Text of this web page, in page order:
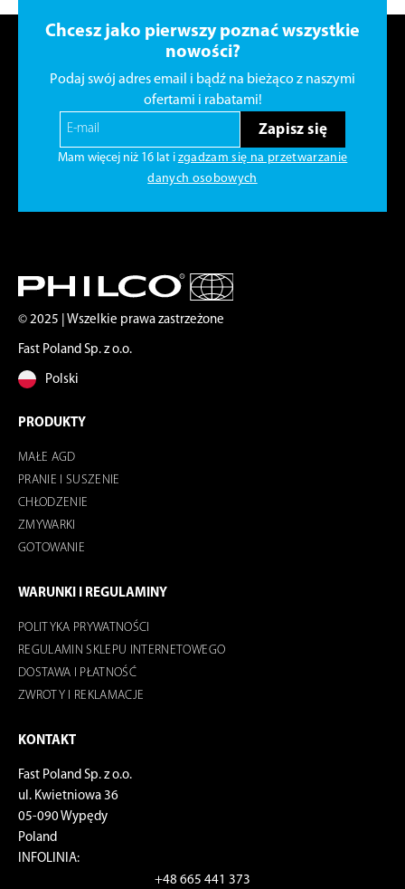
Chcesz jako pierwszy poznać wszystkie
nowości?
Podaj swój adres email i bądź na bieżąco z naszymi
ofertami i rabatami!
Zapisz się
Mam więcej niż 16 lat i zgadzam się na przetwarzanie
danych osobowych
© 2025 | Wszelkie prawa zastrzeżone
Fast Poland Sp. z o.o.
Polski
PRODUKTY
MAŁE AGD
PRANIE I SUSZENIE
CHŁODZENIE
ZMYWARKI
GOTOWANIE
WARUNKI I REGULAMINY
POLITYKA PRYWATNOŚCI
REGULAMIN SKLEPU INTERNETOWEGO
DOSTAWA I PŁATNOŚĆ
ZWROTY I REKLAMACJE
KONTAKT
Fast Poland Sp. z o.o.
ul. Kwietniowa 36
05-090 Wypędy
Poland
INFOLINIA:
+48 665 441 373